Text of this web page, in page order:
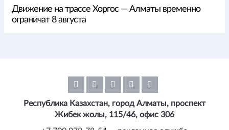
Движение на трассе Хоргос — Алматы временно
ограничат 8 августа
Республика Казахстан, город Алматы, проспект
Жибек жолы, 115/46, офис 306